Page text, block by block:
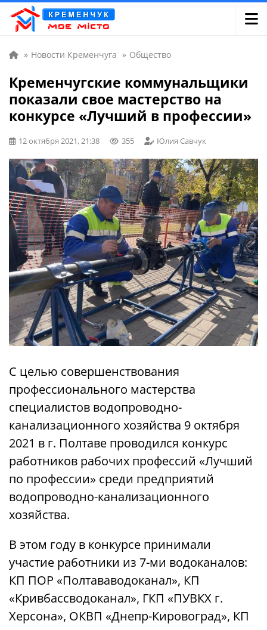
» Новости Кременчуга » Общество
Кременчугские коммунальщики
показали свое мастерство на
конкурсе «Лучший в профессии»
12 октября 2021, 21:38 355 Юлия Савчук
С целью совершенствования
профессионального мастерства
специалистов водопроводно-
канализационного хозяйства 9 октября
2021 в г. Полтаве проводился конкурс
работников рабочих профессий «Лучший
по профессии» среди предприятий
водопроводно-канализационного
хозяйства.
В этом году в конкурсе принимали
участие работники из 7-ми водоканалов:
КП ПОР «Полтававодоканал», КП
«Кривбассводоканал», ГКП «ПУВКХ г.
Херсона», ОКВП «Днепр-Кировоград», КП